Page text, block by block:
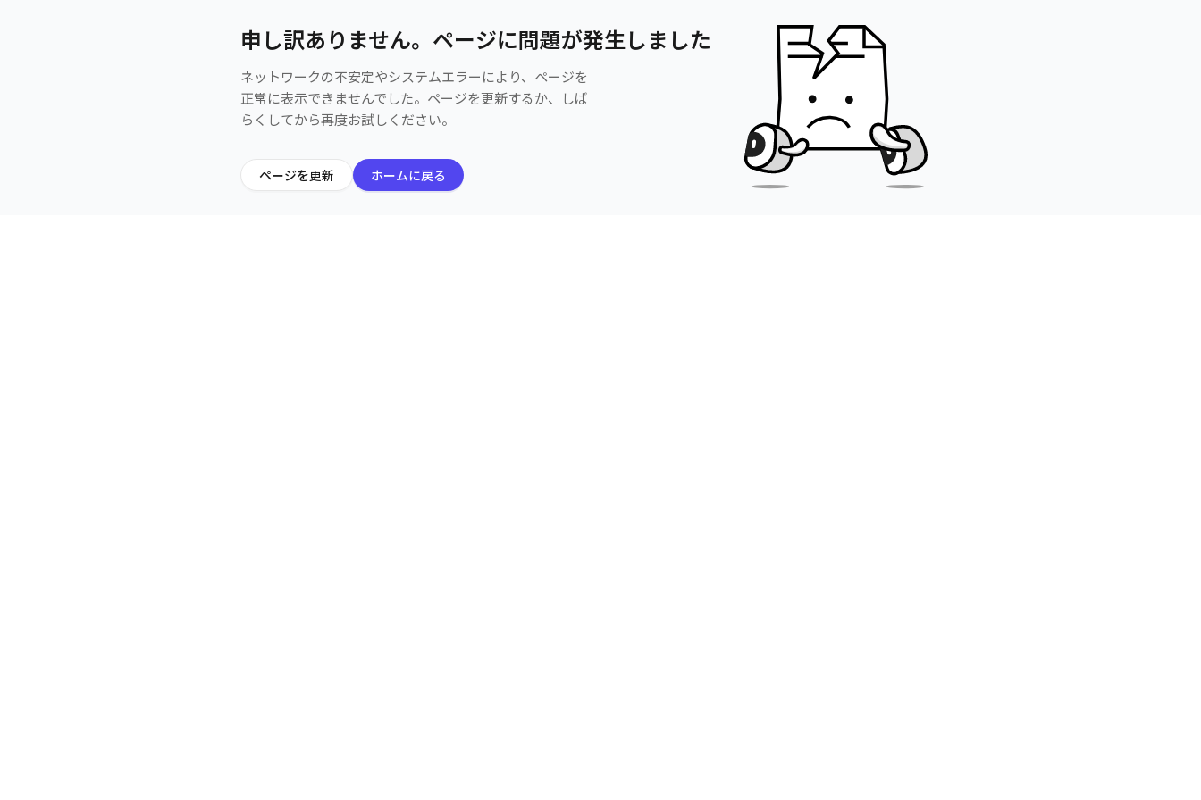
申し訳ありません。ページに問題が発生しました
ネットワークの不安定やシステムエラーにより、ページを
正常に表示できませんでした。ページを更新するか、しば
らくしてから再度お試しください。
ページを更新 ホームに戻る